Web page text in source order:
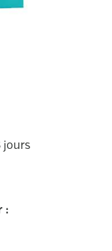
jours
: